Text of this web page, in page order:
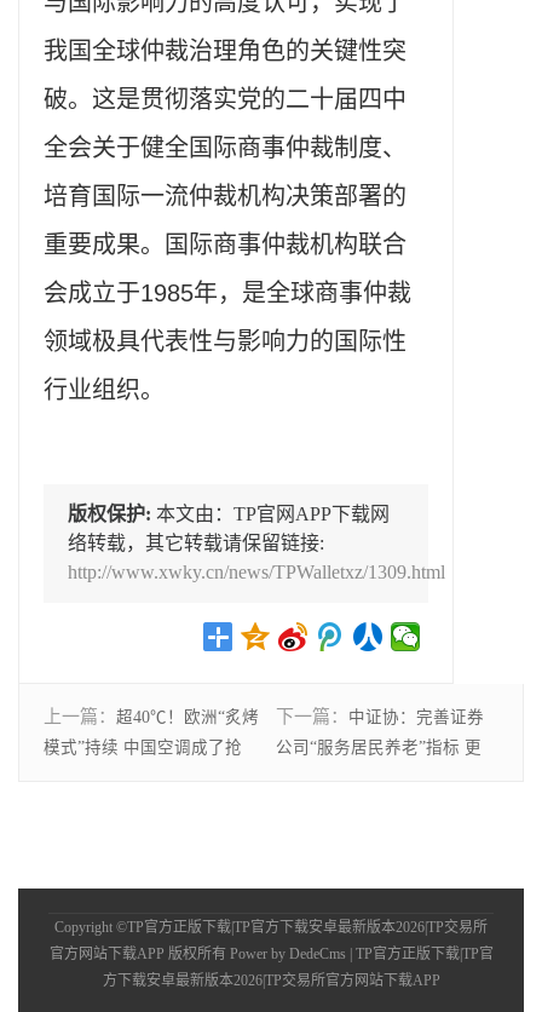
我国全球仲裁治理角色的关键性突
破。这是贯彻落实党的二十届四中
全会关于健全国际商事仲裁制度、
培育国际一流仲裁机构决策部署的
重要成果。国际商事仲裁机构联合
会成立于1985年，是全球商事仲裁
领域极具代表性与影响力的国际性
行业组织。
版权保护: 本文由：TP官网APP下载网
络转载，其它转载请保留链接:
http://www.xwky.cn/news/TPWalletxz/1309.html
上一篇： 超40℃！欧洲“炙烤
模式”持续 中国空调成了抢
下一篇：
中证协：完善证券
公司“服务居民养老”指标 更
Copyright ©TP官方正版下载|TP官方下载安卓最新版本2026|TP交易所
官方网站下载APP 版权所有 Power by DedeCms | TP官方正版下载|TP官
方下载安卓最新版本2026|TP交易所官方网站下载APP